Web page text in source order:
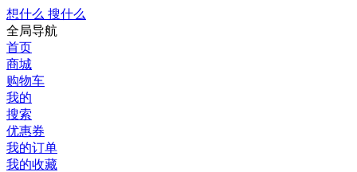
想什么 搜什么
全局导航
首页
商城
购物车
我的
搜索
优惠券
我的订单
我的收藏